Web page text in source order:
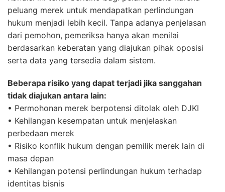
peluang merek untuk mendapatkan perlindungan
hukum menjadi lebih kecil. Tanpa adanya penjelasan
dari pemohon, pemeriksa hanya akan menilai
berdasarkan keberatan yang diajukan pihak oposisi
serta data yang tersedia dalam sistem.
Beberapa risiko yang dapat terjadi jika sanggahan
tidak diajukan antara lain:
• Permohonan merek berpotensi ditolak oleh DJKI
• Kehilangan kesempatan untuk menjelaskan
perbedaan merek
• Risiko konflik hukum dengan pemilik merek lain di
masa depan
• Kehilangan potensi perlindungan hukum terhadap
identitas bisnis